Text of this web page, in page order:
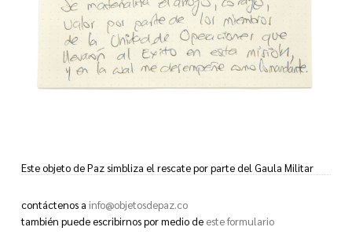
Este objeto de Paz simbliza el rescate por parte del Gaula Militar
en el departamento de Santander:
Se materializa el arrojo, coraje, valor por parte de los miembros de
contáctenos a info@objetosdepaz.co
también puede escribirnos por medio de este formulario